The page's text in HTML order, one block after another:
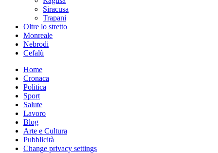
Siracusa
Trapani
Oltre lo stretto
Monreale
Nebrodi
Cefalù
Home
Cronaca
Politica
Sport
Salute
Lavoro
Blog
Arte e Cultura
Pubblicità
Change privacy settings